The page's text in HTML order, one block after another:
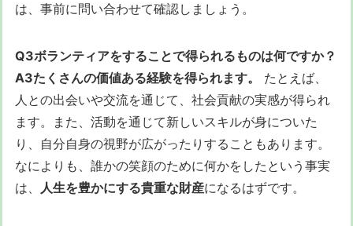
は、事前に問い合わせて確認しましょう。
Q3ボランティアをすることで得られるものは何ですか？
A3たくさんの価値ある経験を得られます。
たとえば、
人との出会いや交流を通じて、社会貢献の実感が得られ
ます。また、活動を通じて新しいスキルが身についた
り、自分自身の視野が広がったりすることもあります。
なによりも、誰かの笑顔のために何かをしたという事実
は、 人生を豊かにする貴重な財産になるはずです。